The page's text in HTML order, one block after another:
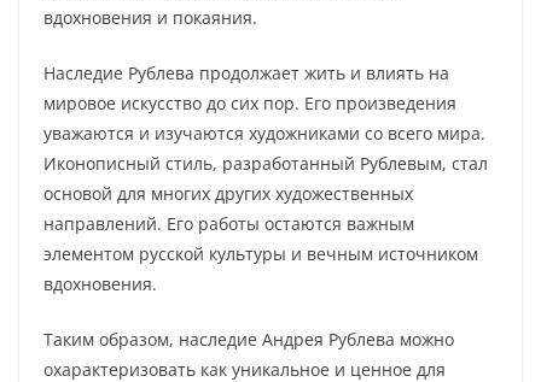
вдохновения и покаяния.
Наследие Рублева продолжает жить и влиять на
мировое искусство до сих пор. Его произведения
уважаются и изучаются художниками со всего мира.
Иконописный стиль, разработанный Рублевым, стал
основой для многих других художественных
направлений. Его работы остаются важным
элементом русской культуры и вечным источником
вдохновения.
Таким образом, наследие Андрея Рублева можно
охарактеризовать как уникальное и ценное для